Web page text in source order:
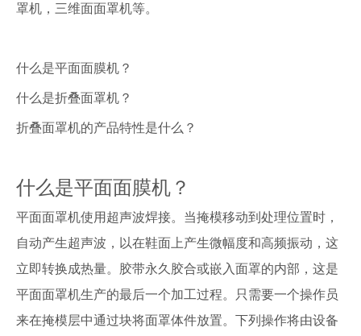
罩机，三维面面罩机等。
什么是平面面膜机？
什么是折叠面罩机？
折叠面罩机的产品特性是什么？
什么是平面面膜机？
平面面罩机使用超声波焊接。当掩模移动到处理位置时，
自动产生超声波，以在鞋面上产生微幅度和高频振动，这
立即转换成热量。胶带永久胶合或嵌入面罩的内部，这是
平面面罩机生产的最后一个加工过程。只需要一个操作员
来在掩模层中通过块将面罩体件放置。下列操作将由设备